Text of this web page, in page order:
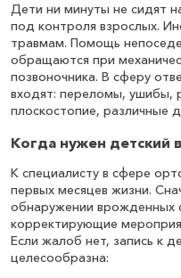
Дети ни минуты не сидят
под контроля взрослых.
травмам. Помощь
обращаются при
позвоночника. В сферу
входят: переломы, ушибы,
плоскостопие, различные
Когда нужен детский
К специалисту в сфере
первых месяцев жизни.
обнаружении врожденных
корректирующие
Если жалоб нет, запись к
целесообразна: